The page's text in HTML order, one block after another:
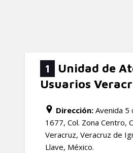
1
Unidad de
Usuarios
Dirección: Avenida 5
1677, Col. Zona Centro,
Veracruz, Veracruz de
Llave, México.